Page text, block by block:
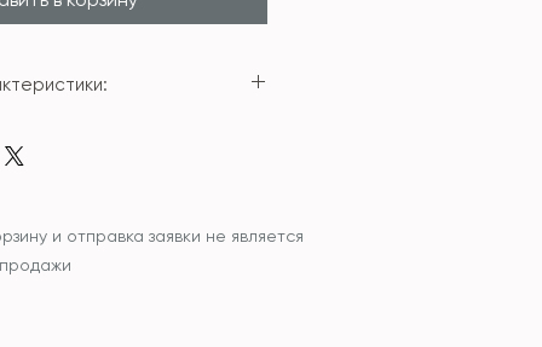
45см
и отправка заявки не является